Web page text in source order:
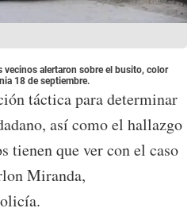
vecinos alertaron sobre el busito, color
18 de septiembre.
táctica para determinar
así como el hallazgo
tienen que ver con el caso
Miranda,